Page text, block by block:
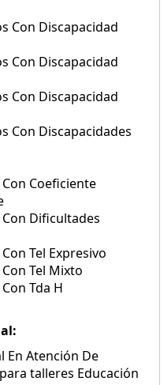
Con Discapacidad
Con Discapacidad
Con Discapacidad
Con Discapacidades
Coeficiente
Dificultades
Tel Expresivo
Tel Mixto
Tda H
En Atención De
talleres Educación